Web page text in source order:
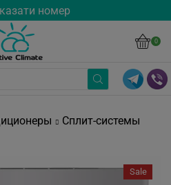
номер
0
Сплит-системы
Sale